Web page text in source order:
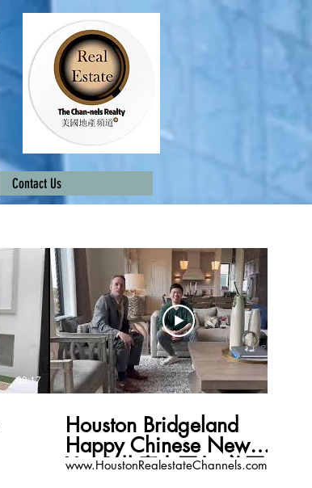
Contact Us
00:17
Houston Bridgeland
Happy Chinese New
Year! 共慶中國年 美國地
www.HoustonRealestateChannels.com